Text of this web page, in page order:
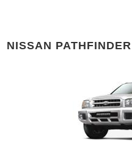
NISSAN